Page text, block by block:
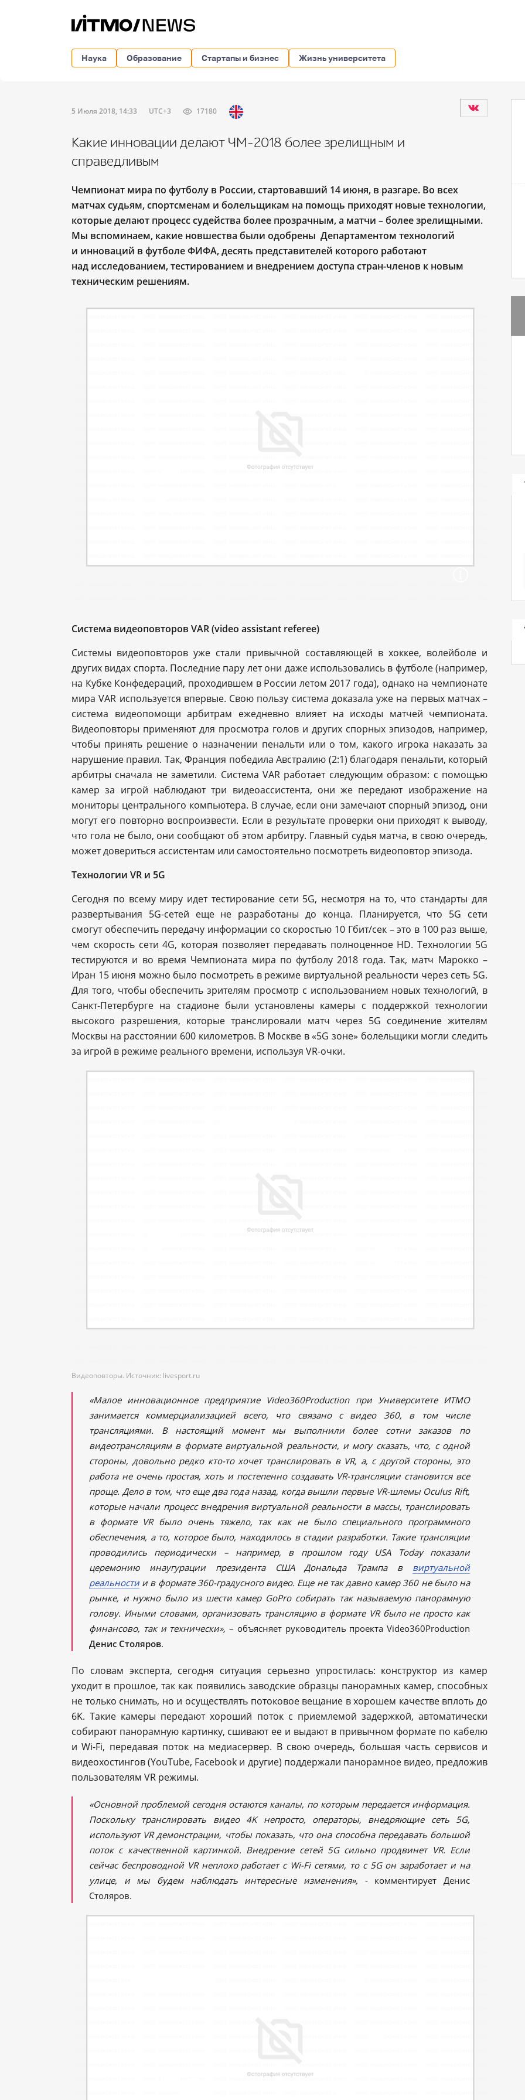
Наука Образование Стартапы и бизнес Жизнь университета
5 Июля 2018, 14:33 UTC+3 17180
Какие инновации делают ЧМ-2018 более зрелищным и
справедливым
Чемпионат мира по футболу в России, стартовавший 14 июня, в разгаре. Во всех
матчах судьям, спортсменам и болельщикам на помощь приходят новые технологии,
которые делают процесс судейства более прозрачным, а матчи – более зрелищными.
Мы вспоминаем, какие новшества были одобрены Департаментом технологий
и инноваций в футболе ФИФА, десять представителей которого работают
над исследованием, тестированием и внедрением доступа стран-членов к новым
техническим решениям.
Система видеоповторов VAR (video assistant referee)
Системы видеоповторов уже стали привычной составляющей в хоккее, волейболе и
других видах спорта. Последние пару лет они даже использовались в футболе (например,
на Кубке Конфедераций, проходившем в России летом 2017 года), однако на чемпионате
мира VAR используется впервые. Свою пользу система доказала уже на первых матчах –
система видеопомощи арбитрам ежедневно влияет на исходы матчей чемпионата.
Видеоповторы применяют для просмотра голов и других спорных эпизодов, например,
чтобы принять решение о назначении пенальти или о том, какого игрока наказать за
нарушение правил. Так, Франция победила Австралию (2:1) благодаря пенальти, который
арбитры сначала не заметили. Система VAR работает следующим образом: с помощью
камер за игрой наблюдают три видеоассистента, они же передают изображение на
мониторы центрального компьютера. В случае, если они замечают спорный эпизод, они
могут его повторно воспроизвести. Если в результате проверки они приходят к выводу,
что гола не было, они сообщают об этом арбитру. Главный судья матча, в свою очередь,
может довериться ассистентам или самостоятельно посмотреть видеоповтор эпизода.
Технологии VR и 5G
Сегодня по всему миру идет тестирование сети 5G, несмотря на то, что стандарты для
развертывания 5G-сетей еще не разработаны до конца. Планируется, что 5G сети
смогут обеспечить передачу информации со скоростью 10 Гбит/сек – это в 100 раз выше,
чем скорость сети 4G, которая позволяет передавать полноценное HD. Технологии 5G
тестируются и во время Чемпионата мира по футболу 2018 года. Так, матч Марокко –
Иран 15 июня можно было посмотреть в режиме виртуальной реальности через сеть 5G.
Для того, чтобы обеспечить зрителям просмотр с использованием новых технологий, в
Санкт-Петербурге на стадионе были установлены камеры с поддержкой технологии
высокого разрешения, которые транслировали матч через 5G соединение жителям
Москвы на расстоянии 600 километров. В Москве в «5G зоне» болельщики могли следить
за игрой в режиме реального времени, используя VR-очки.
Видеоповторы. Источник: livesport.ru
«Малое инновационное предприятие Video360Production при Университете ИТМО
занимается коммерциализацией всего, что связано с видео 360, в том числе
трансляциями. В настоящий момент мы выполнили более сотни заказов по
видеотрансляциям в формате виртуальной реальности, и могу сказать, что, с одной
стороны, довольно редко кто-то хочет транслировать в VR, а, с другой стороны, это
работа не очень простая, хоть и постепенно создавать VR-трансляции становится все
проще. Дело в том, что еще два года назад, когда вышли первые VR-шлемы Oculus Rift,
которые начали процесс внедрения виртуальной реальности в массы, транслировать
в формате VR было очень тяжело, так как не было специального программного
обеспечения, а то, которое было, находилось в стадии разработки. Такие трансляции
проводились периодически – например, в прошлом году USA Today показали
церемонию инаугурации президента США Дональда Трампа в виртуальной
реальности и в формате 360-градусного видео. Еще не так давно камер 360 не было на
рынке, и нужно было из шести камер GoPro собирать так называемую панорамную
голову. Иными словами, организовать трансляцию в формате VR было не просто как
финансово, так и технически», – объясняет руководитель проекта Video360Production
Денис Столяров.
По словам эксперта, сегодня ситуация серьезно упростилась: конструктор из камер
уходит в прошлое, так как появились заводские образцы панорамных камер, способных
не только снимать, но и осуществлять потоковое вещание в хорошем качестве вплоть до
6K. Такие камеры передают хороший поток с приемлемой задержкой, автоматически
собирают панорамную картинку, сшивают ее и выдают в привычном формате по кабелю
и Wi-Fi, передавая поток на медиасервер. В свою очередь, большая часть сервисов и
видеохостингов (YouTube, Facebook и другие) поддержали панорамное видео, предложив
пользователям VR режимы.
«Основной проблемой сегодня остаются каналы, по которым передается информация.
Поскольку транслировать видео 4K непросто, операторы, внедряющие сеть 5G,
используют VR демонстрации, чтобы показать, что она способна передавать большой
поток с качественной картинкой. Внедрение сетей 5G сильно продвинет VR. Если
сейчас беспроводной VR неплохо работает с Wi-Fi сетями, то с 5G он заработает и на
улице, и мы будем наблюдать интересные изменения», - комментирует Денис
Столяров.